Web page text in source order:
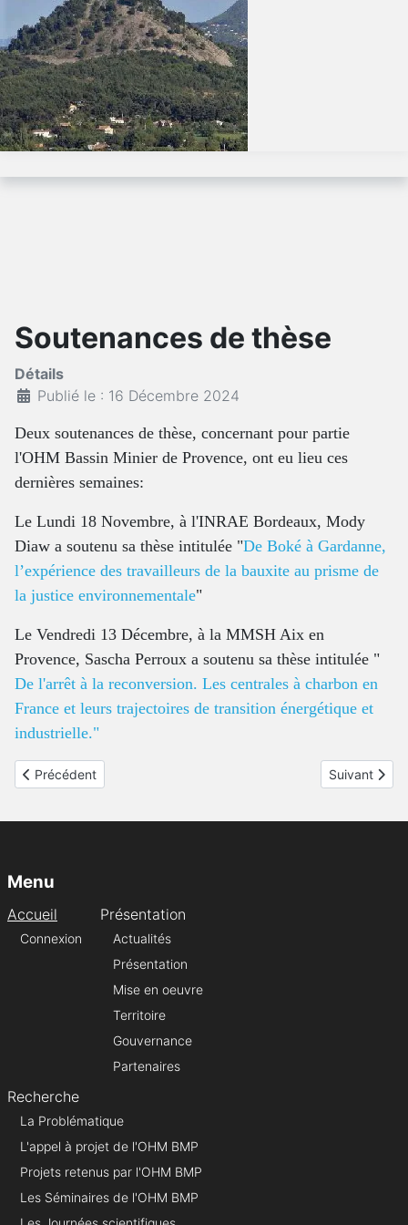
Soutenances de thèse
Détails
Publié le : 16 Décembre 2024
Deux soutenances de thèse, concernant pour partie
l'OHM Bassin Minier de Provence, ont eu lieu ces
dernières semaines:
Le Lundi 18 Novembre, à l'INRAE Bordeaux, Mody
Diaw a soutenu sa thèse intitulée "De Boké à Gardanne,
l’expérience des travailleurs de la bauxite au prisme de
la justice environnementale"
Le Vendredi 13 Décembre, à la MMSH Aix en
Provence, Sascha Perroux a soutenu sa thèse intitulée "
De l'arrêt à la reconversion. Les centrales à charbon en
France et leurs trajectoires de transition énergétique et
industrielle."
Article précédent : Colloque ENERGON 2025 : Transitions
Précédent Article
Suivant
Menu
Accueil
Connexion
Présentation
Actualités
Présentation
Mise en oeuvre
Territoire
Gouvernance
Partenaires
Recherche
La Problématique
L'appel à projet de l'OHM BMP
Projets retenus par l'OHM BMP
Les Séminaires de l'OHM BMP